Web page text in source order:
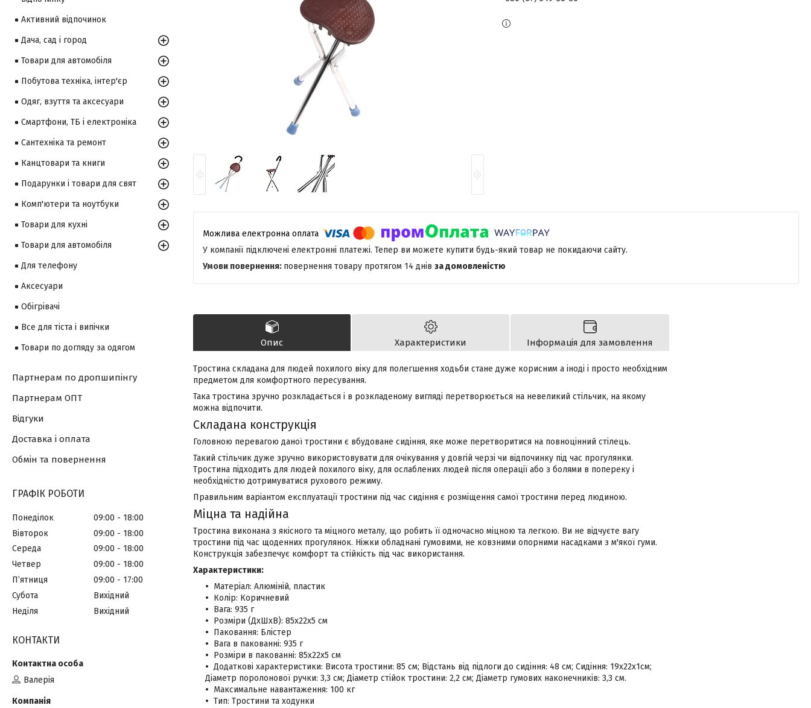
У компанії підключені електронні платежі. Тепер ви можете купити будь-який товар не покидаючи сайту.
повернення товару протягом 14 днів за домовленістю
Опис Характеристики Інформація для замовлення
Тростина складана для людей похилого віку для полегшення ходьби стане дуже корисним а іноді і просто необхідним
предметом для комфортного пересування.
Така тростина зручно розкладається і в розкладеному вигляді перетворюється на невеликий стільчик, на якому
можна відпочити.
Складана конструкція
Головною перевагою даної тростини є вбудоване сидіння, яке може перетворитися на повноцінний стілець.
Такий стільчик дуже зручно використовувати для очікування у довгій черзі чи відпочинку під час прогулянки.
Тростина підходить для людей похилого віку, для ослаблених людей після операції або з болями в попереку і
необхідністю дотримуватися рухового режиму.
Правильним варіантом експлуатації тростини під час сидіння є розміщення самої тростини перед людиною.
Міцна та надійна
Тростина виконана з якісного та міцного металу, що робить її одночасно міцною та легкою. Ви не відчуєте вагу
тростини під час щоденних прогулянок. Ніжки обладнані гумовими, не ковзними опорними насадками з м'якої гуми.
Конструкція забезпечує комфорт та стійкість під час використання.
Характеристики:
Матеріал: Алюміній, пластик
Колір: Коричневий
Вага: 935 г
Розміри (ДхШхВ): 85х22х5 см
Паковання: Блістер
Вага в пакованні: 935 г
Розміри в пакованні: 85х22х5 см
Додаткові характеристики: Висота тростини: 85 см; Відстань від підлоги до сидіння: 48 см; Сидіння: 19х22х1см;
Діаметр поролонової ручки: 3,3 см; Діаметр стійок тростини: 2,2 см; Діаметр гумових наконечників: 3,3 см.
Максимальне навантаження: 100 кг
Тип: Тростини та ходунки
Активний відпочинок
Дача, сад і город
Товари для автомобіля
Побутова техніка, інтер'єр
Одяг, взуття та аксесуари
Смартфони, ТБ і електроніка
Сантехніка та ремонт
Канцтовари та книги
Подарунки і товари для свят
Комп'ютери та ноутбуки
Товари для кухні
Товари для автомобіля
Для телефону
Аксесуари
Обігрівачі
Все для тіста і випічки
Товари по догляду за одягом
Партнерам по дропшипінгу
Партнерам ОПТ
Відгуки
Доставка і оплата
Обмін та повернення
ГРАФІК РОБОТИ
Понеділок 09:00
18:00
Вівторок
09:00
18:00
Середа
09:00
18:00
Четвер
09:00
18:00
Пʼятниця
09:00
17:00
Субота
Вихідний
Неділя
Вихідний
КОНТАКТИ
Валерія